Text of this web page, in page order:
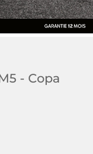
- Copa